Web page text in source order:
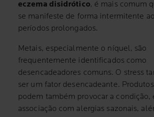
eczema disidrótico, é mais comum
se manifeste de forma intermitente
períodos prolongados.
Metais, especialmente o níquel, são
frequentemente identificados como
desencadeadores comuns. O stress
ser um fator desencadeante.
podem também provocar a condição,
associação com alergias sazonais,